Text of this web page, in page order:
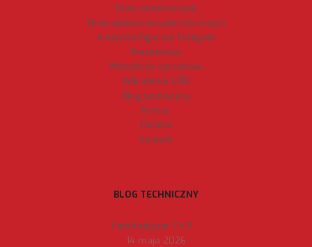
Testy penetracyjne
Testy ataków socjotechnicznych
Audyt konfiguracji Fortigate
Prezentacje
Wdrożenia sprzętowe
Wdrożenia SZBI
Blog techniczny
Pomoc
Kariera
Kontakt
BLOG TECHNICZNY
FortiAnalyzer 7.4.11
14 maja 2026